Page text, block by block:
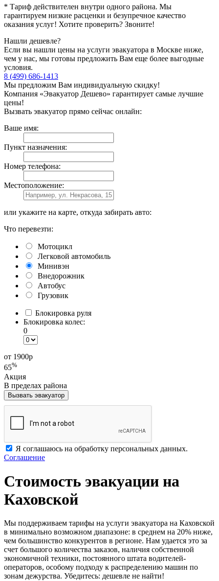
* Тариф действителен внутри одного района. Мы
гарантируем низкие расценки и безупречное качество
оказания услуг! Хотите проверить? Звоните!
Нашли дешевле?
Если вы нашли цены на услуги эвакуатора в Москве ниже,
чем у нас, мы готовы предложить Вам еще более выгодные
условия.
8 (499) 686-1413
Мы предложим Вам индивидуальную скидку!
Компания «Эвакуатор Дешево» гарантирует самые лучшие
цены!
Вызвать эвакуатор прямо сейчас онлайн:
Ваше имя:
Пункт назначения:
Номер телефона:
Местоположение:
или укажите на карте, откуда забирать авто:
Что перевезти:
Мотоцикл
Легковой автомобиль
Минивэн
Внедорожник
Автобус
Грузовик
Блокировка руля
Блокировка колес:
0
от 1900р
65%
Акция
В пределах района
Вызвать эвакуатор
Я соглашаюсь на обработку персональных данных.
Соглашение
Стоимость эвакуации на
Каховской
Мы поддерживаем тарифы на услуги эвакуатора на Каховской
в минимально возможном диапазоне: в среднем на 20% ниже,
чем большинство конкурентов в регионе. Нам удается это за
счет большого количества заказов, наличия собственной
экономичной техники, постоянного штата водителей-
операторов, особому подходу к распределению машин по
зонам дежурства. Убедитесь: дешевле не найти!